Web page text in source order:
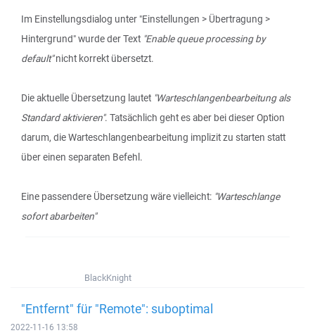
Im Einstellungsdialog unter "Einstellungen > Übertragung >
Hintergrund" wurde der Text "Enable queue processing by
default"nicht korrekt übersetzt.
Die aktuelle Übersetzung lautet "Warteschlangenbearbeitung als
Standard aktivieren". Tatsächlich geht es aber bei dieser Option
darum, die Warteschlangenbearbeitung implizit zu starten statt
über einen separaten Befehl.
Eine passendere Übersetzung wäre vielleicht: "Warteschlange
sofort abarbeiten"
BlackKnight
"Entfernt" für "Remote": suboptimal
2022-11-16 13:58